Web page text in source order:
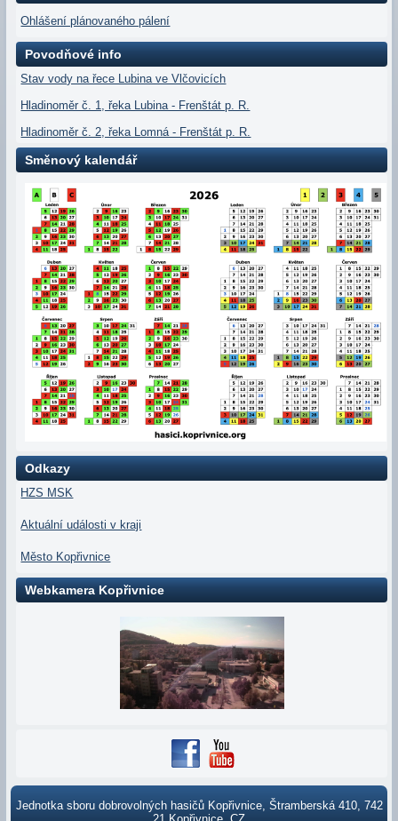
Ohlášení plánovaného pálení
Povodňové info
Stav vody na řece Lubina ve Vlčovicích
Hladinoměr č. 1, řeka Lubina - Frenštát p. R.
Hladinoměr č. 2, řeka Lomná - Frenštát p. R.
Směnový kalendář
Odkazy
HZS MSK
Aktuální události v kraji
Město Kopřivnice
Webkamera Kopřivnice
Jednotka sboru dobrovolných hasičů Kopřivnice, Štramberská 410, 742